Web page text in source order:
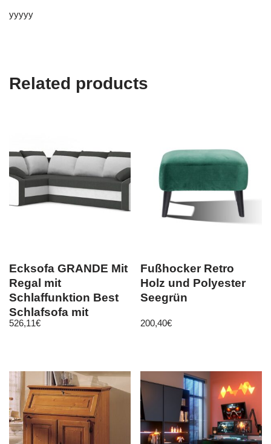
yyyyy
Related products
Ecksofa GRANDE Mit
Regal mit
Schlaffunktion Best
Schlafsofa mit
Bettkasten!
526,11€
Fußhocker Retro
Holz und Polyester
Seegrün
200,40€